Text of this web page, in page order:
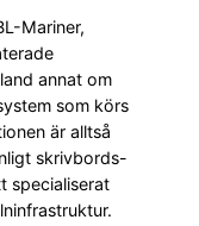
Mariner,
annat om
som körs
är alltså
skrivbords-
specialiserat